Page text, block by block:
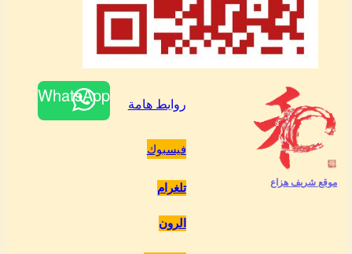
موقع شريف هزاع
روابط هامة
فيسبوك
تلغرام
الرون
WhatsApp